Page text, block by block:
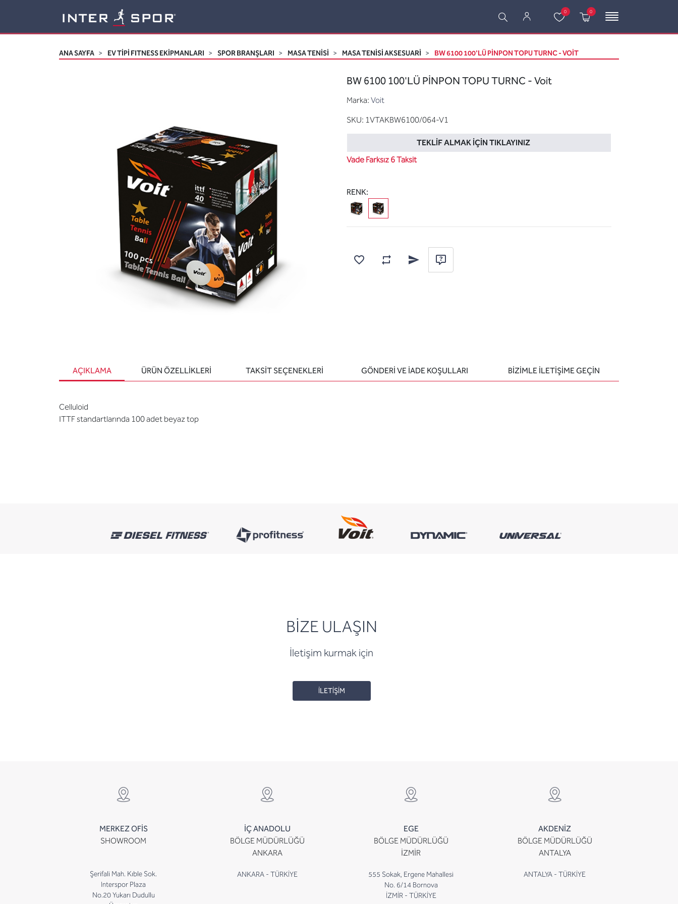
0 0
ANA SAYFA EV TİPİ FITNESS EKİPMANLARI SPOR BRANŞLARI MASA TENISI MASA TENISI AKSESUARI BW 6100 100'LÜ PİNPON TOPU TURNC - VOIT
BW 6100 100'LÜ PİNPON TOPU TURNC - Voit
Marka: Voit
SKU: 1VTAKBW6100/064-V1
TEKLIF ALMAK İÇIN TIKLAYINIZ
Vade Farksız 6 Taksit
RENK:
Favorilere ekle
Karşılaştırma listesine ekle
Arkadaşına e-posta ile gönder
Soru sor
AÇIKLAMA ÜRÜN ÖZELLIKLERI TAKSİT SEÇENEKLERİ GÖNDERİ VE İADE KOŞULLARI BIZIMLE ILETIŞIME GEÇIN
Celluloid
ITTF standartlarında 100 adet beyaz top
BİZE ULAŞIN
İletişim kurmak için
İLETİŞİM
MERKEZ OFİS
SHOWROOM
Şerifali Mah. Kıble Sok.
Interspor Plaza
No.20 Yukarı Dudullu
İÇ ANADOLU
BÖLGE MÜDÜRLÜĞÜ
ANKARA
ANKARA - TÜRKİYE
EGE
BÖLGE MÜDÜRLÜĞÜ
İZMİR
555 Sokak, Ergene Mahallesi
No. 6/14 Bornova
İZMİR - TÜRKİYE
AKDENİZ
BÖLGE MÜDÜRLÜĞÜ
ANTALYA
ANTALYA - TÜRKİYE